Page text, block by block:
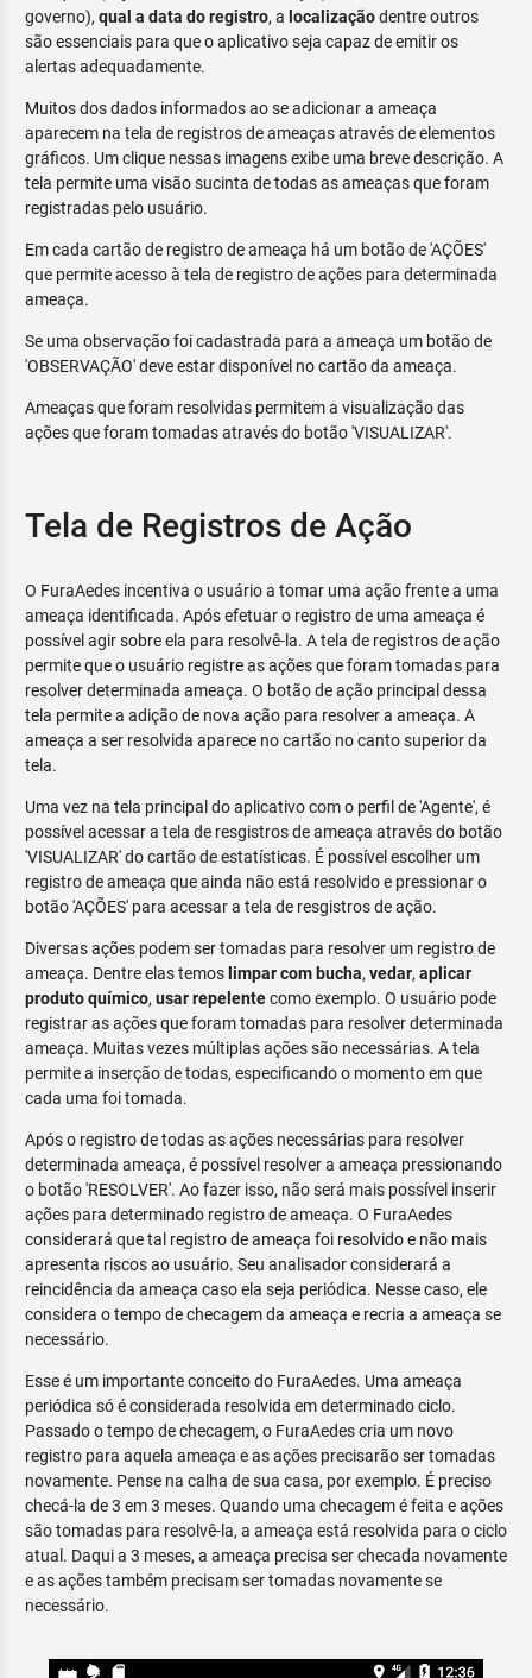
governo), qual a data do registro, a localizaçãodentre outros
são essenciais para que o aplicativo seja capaz de emitir os
alertas adequadamente.
Muitos dos dados informados ao se adicionar a ameaça
aparecem na tela de registros de ameaças através de elementos
gráficos. Um clique nessas imagens exibe uma breve descrição. A
tela permite uma visão sucinta de todas as ameaças que foram
registradas pelo usuário.
Em cada cartão de registro de ameaça há um botão de 'AÇÕES'
que permite acesso à tela de registro de ações para determinada
ameaça.
Se uma observação foi cadastrada para a ameaça um botão de
'OBSERVAÇÃO' deve estar disponível no cartão da ameaça.
Ameaças que foram resolvidas permitem a visualização das
ações que foram tomadas através do botão 'VISUALIZAR'.
Tela de Registros de Ação
O FuraAedes incentiva o usuário a tomar uma ação frente a uma
ameaça identificada. Após efetuar o registro de uma ameaça é
possível agir sobre ela para resolvê-la. A tela de registros de ação
permite que o usuário registre as ações que foram tomadas para
resolver determinada ameaça. O botão de ação principal dessa
tela permite a adição de nova ação para resolver a ameaça. A
ameaça a ser resolvida aparece no cartão no canto superior da
tela.
Uma vez na tela principal do aplicativo com o perfil de 'Agente', é
possível acessar a tela de resgistros de ameaça através do botão
'VISUALIZAR' do cartão de estatísticas. É possível escolher um
registro de ameaça que ainda não está resolvido e pressionar o
botão 'AÇÕES' para acessar a tela de resgistros de ação.
Diversas ações podem ser tomadas para resolver um registro de
ameaça. Dentre elas temos limpar com bucha, vedar, aplicar
produto químico, usar repelentecomo exemplo. O usuário pode
registrar as ações que foram tomadas para resolver determinada
ameaça. Muitas vezes múltiplas ações são necessárias. A tela
permite a inserção de todas, especificando o momento em que
cada uma foi tomada.
Após o registro de todas as ações necessárias para resolver
determinada ameaça, é possível resolver a ameaça pressionando
o botão 'RESOLVER'. Ao fazer isso, não será mais possível inserir
ações para determinado registro de ameaça. O FuraAedes
considerará que tal registro de ameaça foi resolvido e não mais
apresenta riscos ao usuário. Seu analisador considerará a
reincidência da ameaça caso ela seja periódica. Nesse caso, ele
considera o tempo de checagem da ameaça e recria a ameaça se
necessário.
Esse é um importante conceito do FuraAedes. Uma ameaça
periódica só é considerada resolvida em determinado ciclo.
Passado o tempo de checagem, o FuraAedes cria um novo
registro para aquela ameaça e as ações precisarão ser tomadas
novamente. Pense na calha de sua casa, por exemplo. É preciso
checá-la de 3 em 3 meses. Quando uma checagem é feita e ações
são tomadas para resolvê-la, a ameaça está resolvida para o ciclo
atual. Daqui a 3 meses, a ameaça precisa ser checada novamente
e as ações também precisam ser tomadas novamente se
necessário.